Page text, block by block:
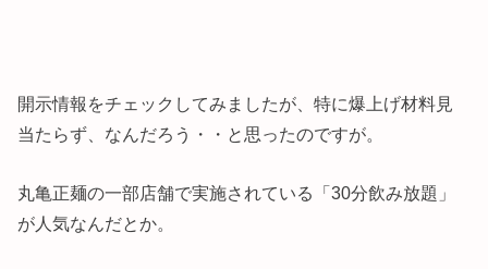
開示情報をチェックしてみましたが、特に爆上げ材料見
当たらず、なんだろう・・と思ったのですが。
丸亀正麺の一部店舗で実施されている「30分飲み放題」
が人気なんだとか。